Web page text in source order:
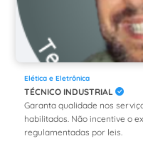
Elética e Eletrônica
TÉCNICO INDUSTRIAL
Garanta qualidade nos
habilitados. Não incentive o
regulamentadas por leis.